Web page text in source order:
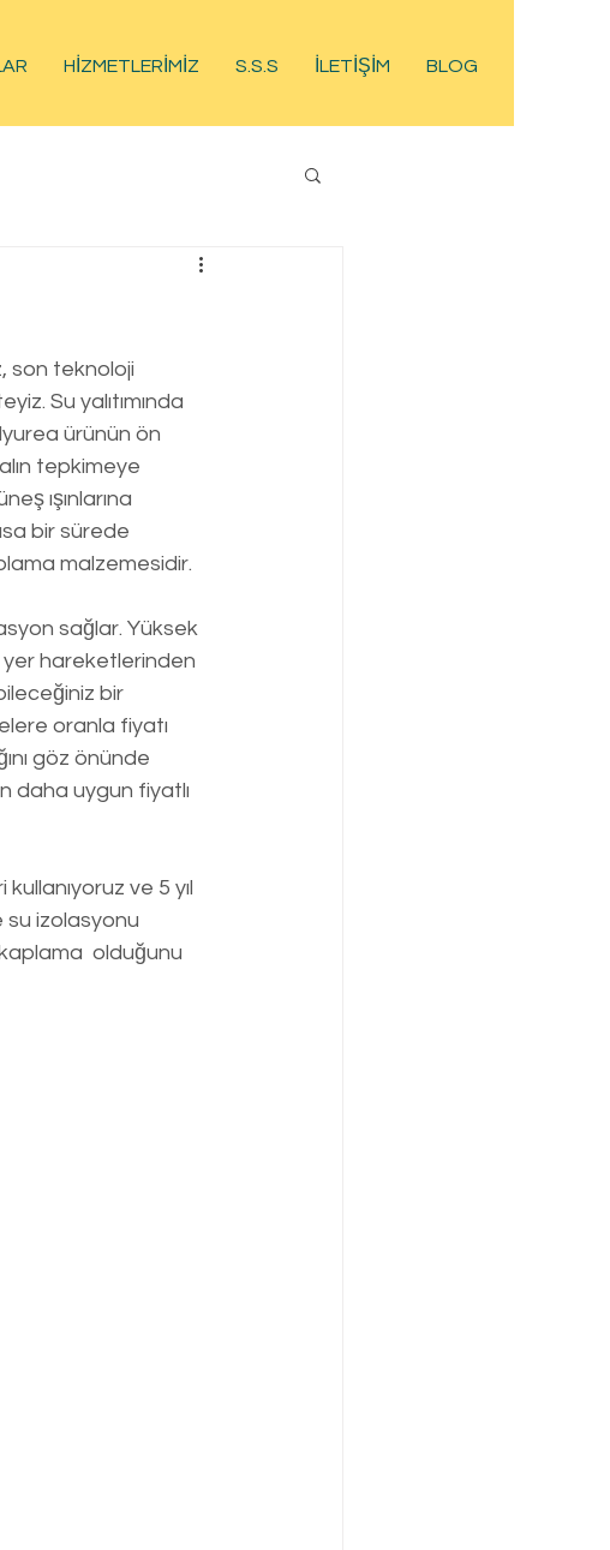
HİZMETLERİMİZ S.S.S İLETİŞİM BLOG
son teknoloji
Su yalıtımında
ürünün ön
tepkimeye
ışınlarına
bir sürede
malzemesidir.
sağlar. Yüksek
yer hareketlerinden
bir
oranla fiyatı
göz önünde
daha uygun fiyatlı
ve 5 yıl
su izolasyonu
olduğunu